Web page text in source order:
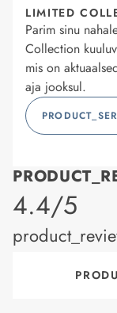
LIMITED
Parim sinu
Collection
mis on
aja jooksul.
4.4/5